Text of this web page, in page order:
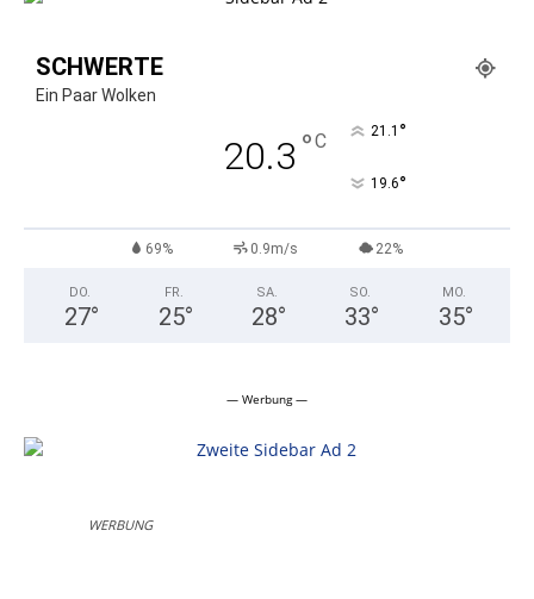
SCHWERTE
Ein Paar Wolken
20.3 °C 21.1 °
19.6°
69% 0.9m/s 22%
DO.
27°
FR.
25°
SA.
28°
SO.
33°
MO.
35°
— Werbung —
WERBUNG